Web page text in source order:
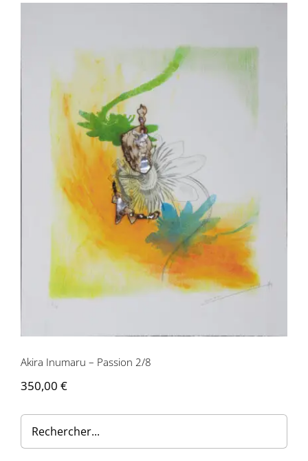
Akira Inumaru – Passion 2/8
Akira Inumaru – Passion 2/8
350,00 €